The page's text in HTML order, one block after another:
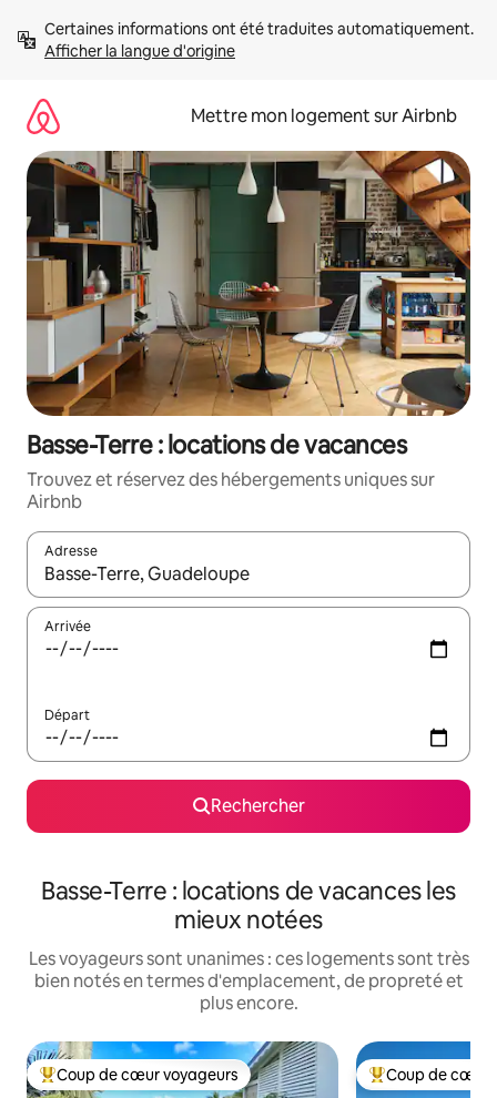
directement
Afficher la langue d'origine
Mettre mon logement sur Airbnb
Basse-Terre : locations de vacances
Trouvez et réservez des hébergements uniques sur
Airbnb
Adresse
Lorsque les résultats s'affichent, utilisez les flèches vers le
Arrivée
Départ
Rechercher
Basse-Terre : locations de vacances les
mieux notées
Les voyageurs sont unanimes : ces logements sont très
bien notés en termes d'emplacement, de propreté et
plus encore.
Coups de cœur voyageurs les plus appréciés
Coup de cœur voyageurs Coups de cœur
Coup de cœur